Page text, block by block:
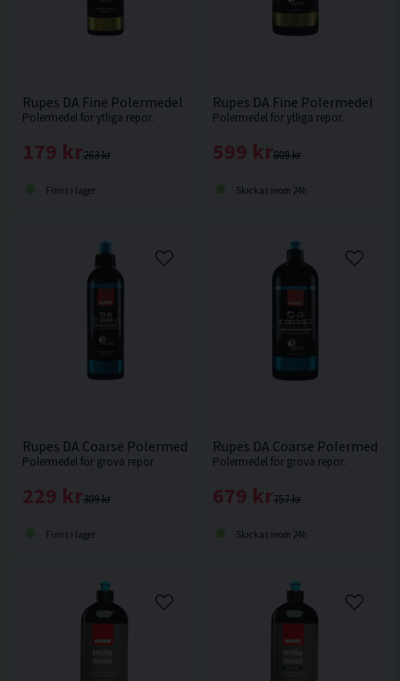
Rupes DA Fine Polermedel 250ml
Polermedel för ytliga repor.
263 kr
179 kr
Finns i lager
Rupes DA Fine Polermedel 1L
Polermedel för ytliga repor.
809 kr
599 kr
Skickas inom 24h
Rupes DA Coarse Polermedel 250ml
Polermedel för grova repor.
309 kr
229 kr
Finns i lager
Rupes DA Coarse Polermedel
Polermedel för grova repor.
757 kr
679 kr
Skickas inom 24h